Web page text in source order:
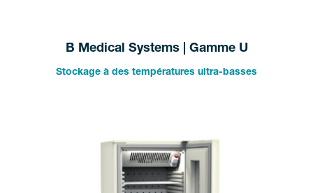
B Medical Systems | Gamme U
Stockage à des températures ultra-basses